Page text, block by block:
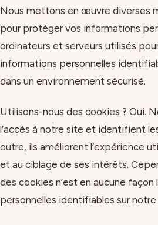
Nous mettons en œuvre diverses
pour protéger vos informations
ordinateurs et serveurs utilisés
informations personnelles
dans un environnement sécurisé.
Utilisons-nous des cookies ? Oui.
l’accès à notre site et identifient
outre, ils améliorent l’expérience
et au ciblage de ses intérêts.
des cookies n’est en aucune
personnelles identifiables sur notre